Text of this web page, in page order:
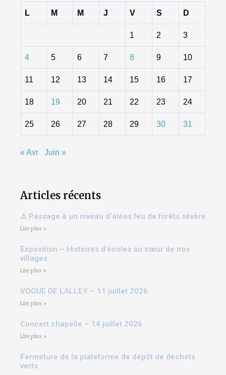
L M M J V S D
1 2 3
4 5 6 7 8 9 10
11 12 13 14 15 16 17
18 19 20 21 22 23 24
25 26 27 28 29 30 31
« Avr Juin »
Articles récents
⚠ Passage à un niveau d’aléas feu de forêts sévère
Lire plus »
Exposition – Histoires d’écoles au cœur de nos
villages
Lire plus »
VOGUE DE LALLEY – 11 juillet 2026
Lire plus »
Concert chapelle – 14 juillet 2026
Lire plus »
Fermeture de la plateforme de dépôt de déchets
verts